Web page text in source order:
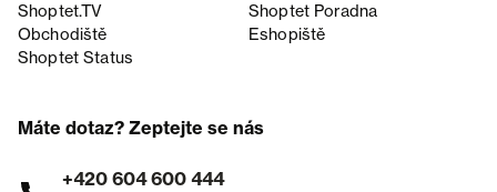
Shoptet.TV
Shoptet Poradna
Obchodiště
Eshopiště
Shoptet Status
Máte dotaz? Zeptejte se nás
+420 604 600 444